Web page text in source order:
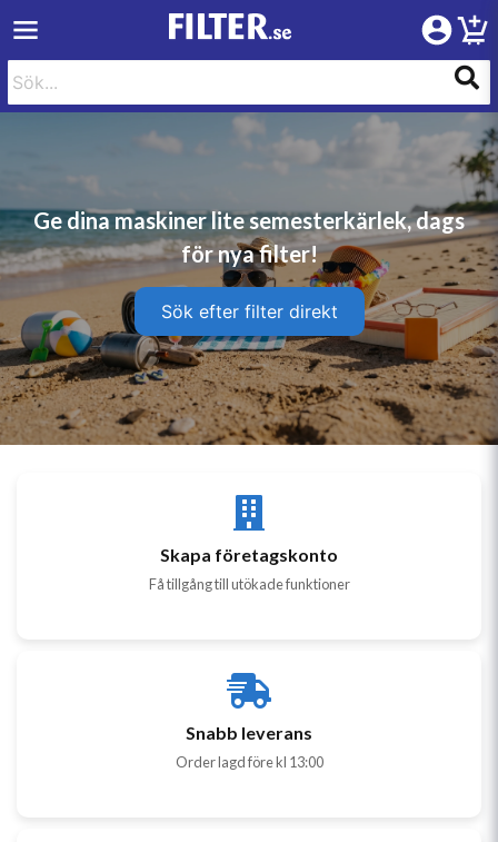
Ge dina maskiner lite semesterkärlek, dags
för nya filter!
Sök efter filter direkt
Skapa företagskonto
Få tillgång till utökade funktioner
Snabb leverans
Order lagd före kl 13:00